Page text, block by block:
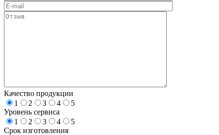
Качество продукции
1
2 3 4
5
Уровень сервиса
1
2 3 4
5
Срок изготовления